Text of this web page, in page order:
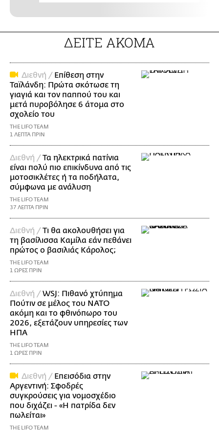
ΔΕΙΤΕ ΑΚΟΜΑ
Διεθνή / Επίθεση στην
Ταϊλάνδη: Πρώτα σκότωσε τη
γιαγιά και τον παππού του και
μετά πυροβόλησε 6 άτομα στο
σχολείο του
THE LIFO TEAM
1 ΛΕΠΤΑ ΠΡΙΝ
Διεθνή / Τα ηλεκτρικά πατίνια
είναι πολύ πιο επικίνδυνα από τις
μοτοσικλέτες ή τα ποδήλατα,
σύμφωνα με ανάλυση
THE LIFO TEAM
37 ΛΕΠΤΑ ΠΡΙΝ
Διεθνή / Τι θα ακολουθήσει για
τη βασίλισσα Καμίλα εάν πεθάνει
πρώτος ο βασιλιάς Κάρολος;
THE LIFO TEAM
1 ΩΡΕΣ ΠΡΙΝ
Διεθνή / WSJ: Πιθανό χτύπημα
Πούτιν σε μέλος του ΝΑΤΟ
ακόμη και το φθινόπωρο του
2026, εξετάζουν υπηρεσίες των
ΗΠΑ
THE LIFO TEAM
1 ΩΡΕΣ ΠΡΙΝ
Διεθνή / Επεισόδια στην
Αργεντινή: Σφοδρές
συγκρούσεις για νομοσχέδιο
που διχάζει - «Η πατρίδα δεν
πωλείται»
THE LIFO TEAM